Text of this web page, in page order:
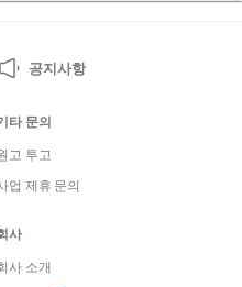
공지사항
타 문의
고 투고
업 제휴 문의
사
사 소개